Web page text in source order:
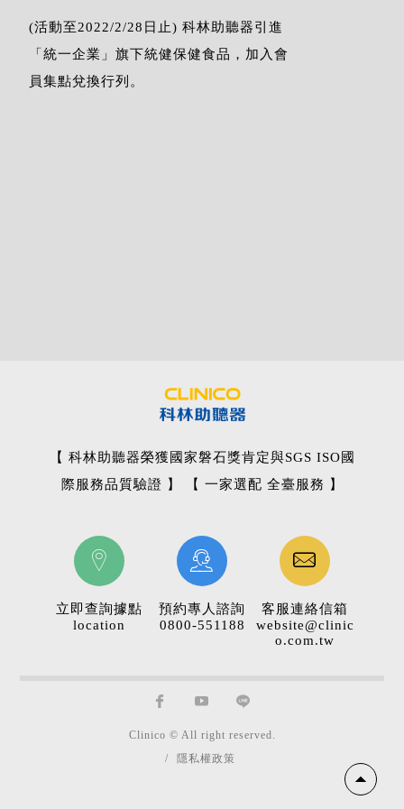
(活動至2022/2/28日止) 科林助聽器引進
「統一企業」旗下統健保健食品，加入會
員集點兌換行列。
【 科林助聽器榮獲國家磐石獎肯定與SGS ISO國
際服務品質驗證 】 【 一家選配 全臺服務 】
立即查詢據點
location
預約專人諮詢
0800-551188
客服連絡信箱
website@clinic
o.com.tw
Clinico © All right reserved.
/
隱私權政策